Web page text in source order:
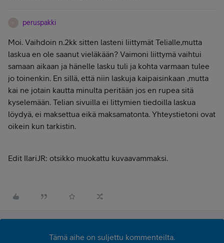
peruspakki
Moi. Vaihdoin n.2kk sitten lasteni liittymät Telialle,mutta
laskua en ole saanut vieläkään? Vaimoni liittymä vaihtui
samaan aikaan ja hänelle lasku tuli ja kohta varmaan tulee
jo toinenkin. En sillä, että niin laskuja kaipaisinkaan ,mutta
kai ne jotain kautta minulta peritään jos en rupea sitä
kyselemään. Telian sivuilla ei littymien tiedoilla laskua
löydyä, ei maksettua eikä maksamatonta. Yhteystietoni ovat
oikein kun tarkistin.
Edit IlariJR: otsikko muokattu kuvaavammaksi.
Tämä aihe on suljettu kommenteilta.